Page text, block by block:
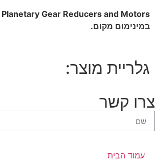
במינימום מקום.
גלריית מוצר:
צרו קשר
עמוד הבית